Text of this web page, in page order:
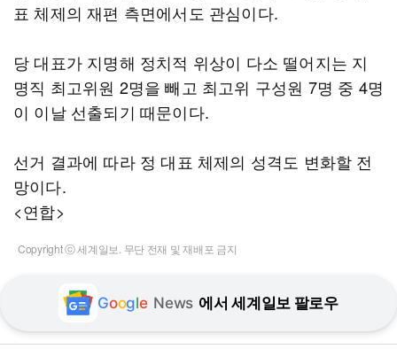
표 체제의 재편 측면에서도 관심이다.
당 대표가 지명해 정치적 위상이 다소 떨어지는 지
명직 최고위원 2명을 빼고 최고위 구성원 7명 중 4명
이 이날 선출되기 때문이다.
선거 결과에 따라 정 대표 체제의 성격도 변화할 전
망이다.
<연합>
Copyright ⓒ 세계일보. 무단 전재 및 재배포 금지
Google News 에서 세계일보 팔로우